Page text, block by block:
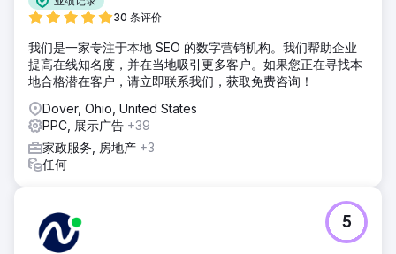
解决方案
站，实现了零停机时间，且未损失任何本地 SEO 权重。我们
将所有数字资产整合到一个平台下，并围绕预约级别的归因而
非点击量重建了付费广告系列。我们实施了先进的日程安排和
追踪机制，将广告支出与已预约的患者直接关联起来。此外，
我们还制定了一套标准化的操作指南，确保新地点从上线第一
天起就能开展营销活动。
结果
数字资产所有权。通过可重复的标准化流程，新地点的上线时
间从数月缩短至数天。现在，每个地点都能通过统一的控制面
板清晰地了解绩效，该控制面板将营销支出与患者获取联系起
30 条评价
我们是一家专注于本地 SEO 的数字营销机构。我们帮助企业
提高在线知名度，并在当地吸引更多客户。如果您正在寻找本
地合格潜在客户，请立即联系我们，获取免费咨询！
Dover, Ohio, United States
PPC, 展示广告 +39
家政服务, 房地产 +3
任何
5